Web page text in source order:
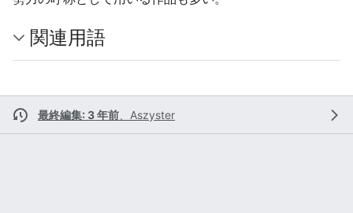
関連用語
最終編集: 3 年前 Aszyster